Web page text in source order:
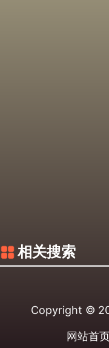
相关搜索
Copyright ©
网站首